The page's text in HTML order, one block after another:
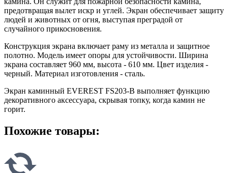
предотвращая вылет искр и углей. Экран обеспечивает защиту
людей и животных от огня, выступая преградой от
случайного прикосновения.
Конструкция экрана включает раму из металла и защитное
полотно. Модель имеет опоры для устойчивости. Ширина
экрана составляет 960 мм, высота - 610 мм. Цвет изделия -
черный. Материал изготовления - сталь.
Экран каминный EVEREST FS203-B выполняет функцию
декоративного аксессуара, скрывая топку, когда камин не
горит.
Похожие товары: